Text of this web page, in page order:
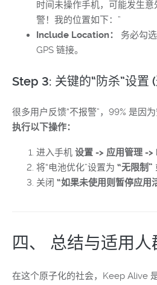
时间未操作手机，可能发生
警！我的位置如下：”
Include Location：
务必勾
GPS 链接。
Step 3: 关键的“防杀”设置
很多用户反馈“不报警”，99% 是因为
执行以下操作：
进入手机 设置 -> 应用管理 -
将“电池优化”设置为 “无限制”
关闭 “如果未使用则暂停应用
四、 总结与适用人
在这个原子化的社会，Keep Alive